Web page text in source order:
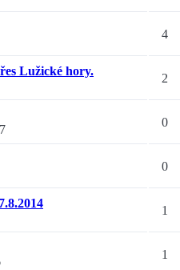
4
Lužické hory.
2
0
0
1
1